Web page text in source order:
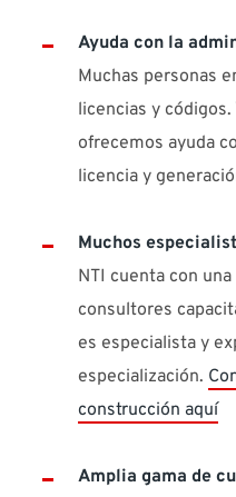
Ayuda con la
Muchas personas
licencias y
ofrecemos ayuda
licencia y
Muchos
NTI cuenta con
consultores
es especialista y
especialización.
construcción aquí
Amplia gama de